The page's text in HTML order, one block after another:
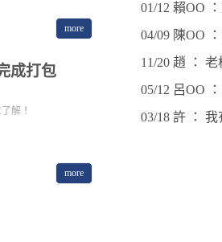
more
成打包
解！
more
01/12 賴OO
04/09 陳OO
11/20 趙 ：
05/12 呂OO
03/18 許 ：